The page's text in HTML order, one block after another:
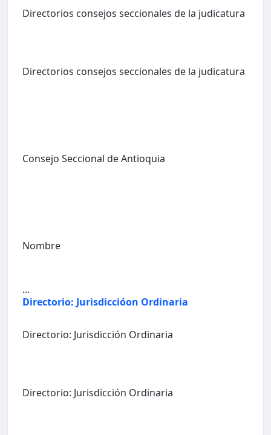
Directorios consejos seccionales de la judicatura
Directorios consejos seccionales de la judicatura
Consejo Seccional de Antioquia
Nombre
...
Directorio: Jurisdiccióon Ordinaria
Directorio: Jurisdicción Ordinaria
Directorio: Jurisdicción Ordinaria